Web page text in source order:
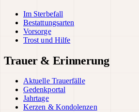
Im Sterbefall
Bestattungsarten
Vorsorge
Trost und Hilfe
Trauer & Erinnerung
Aktuelle Trauerfälle
Gedenkportal
Jahrtage
Kerzen & Kondolenzen